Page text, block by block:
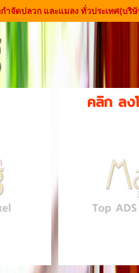
ำจัดปลวก และแมลง ทั่วประเทศ(บริ
คลิก ลง